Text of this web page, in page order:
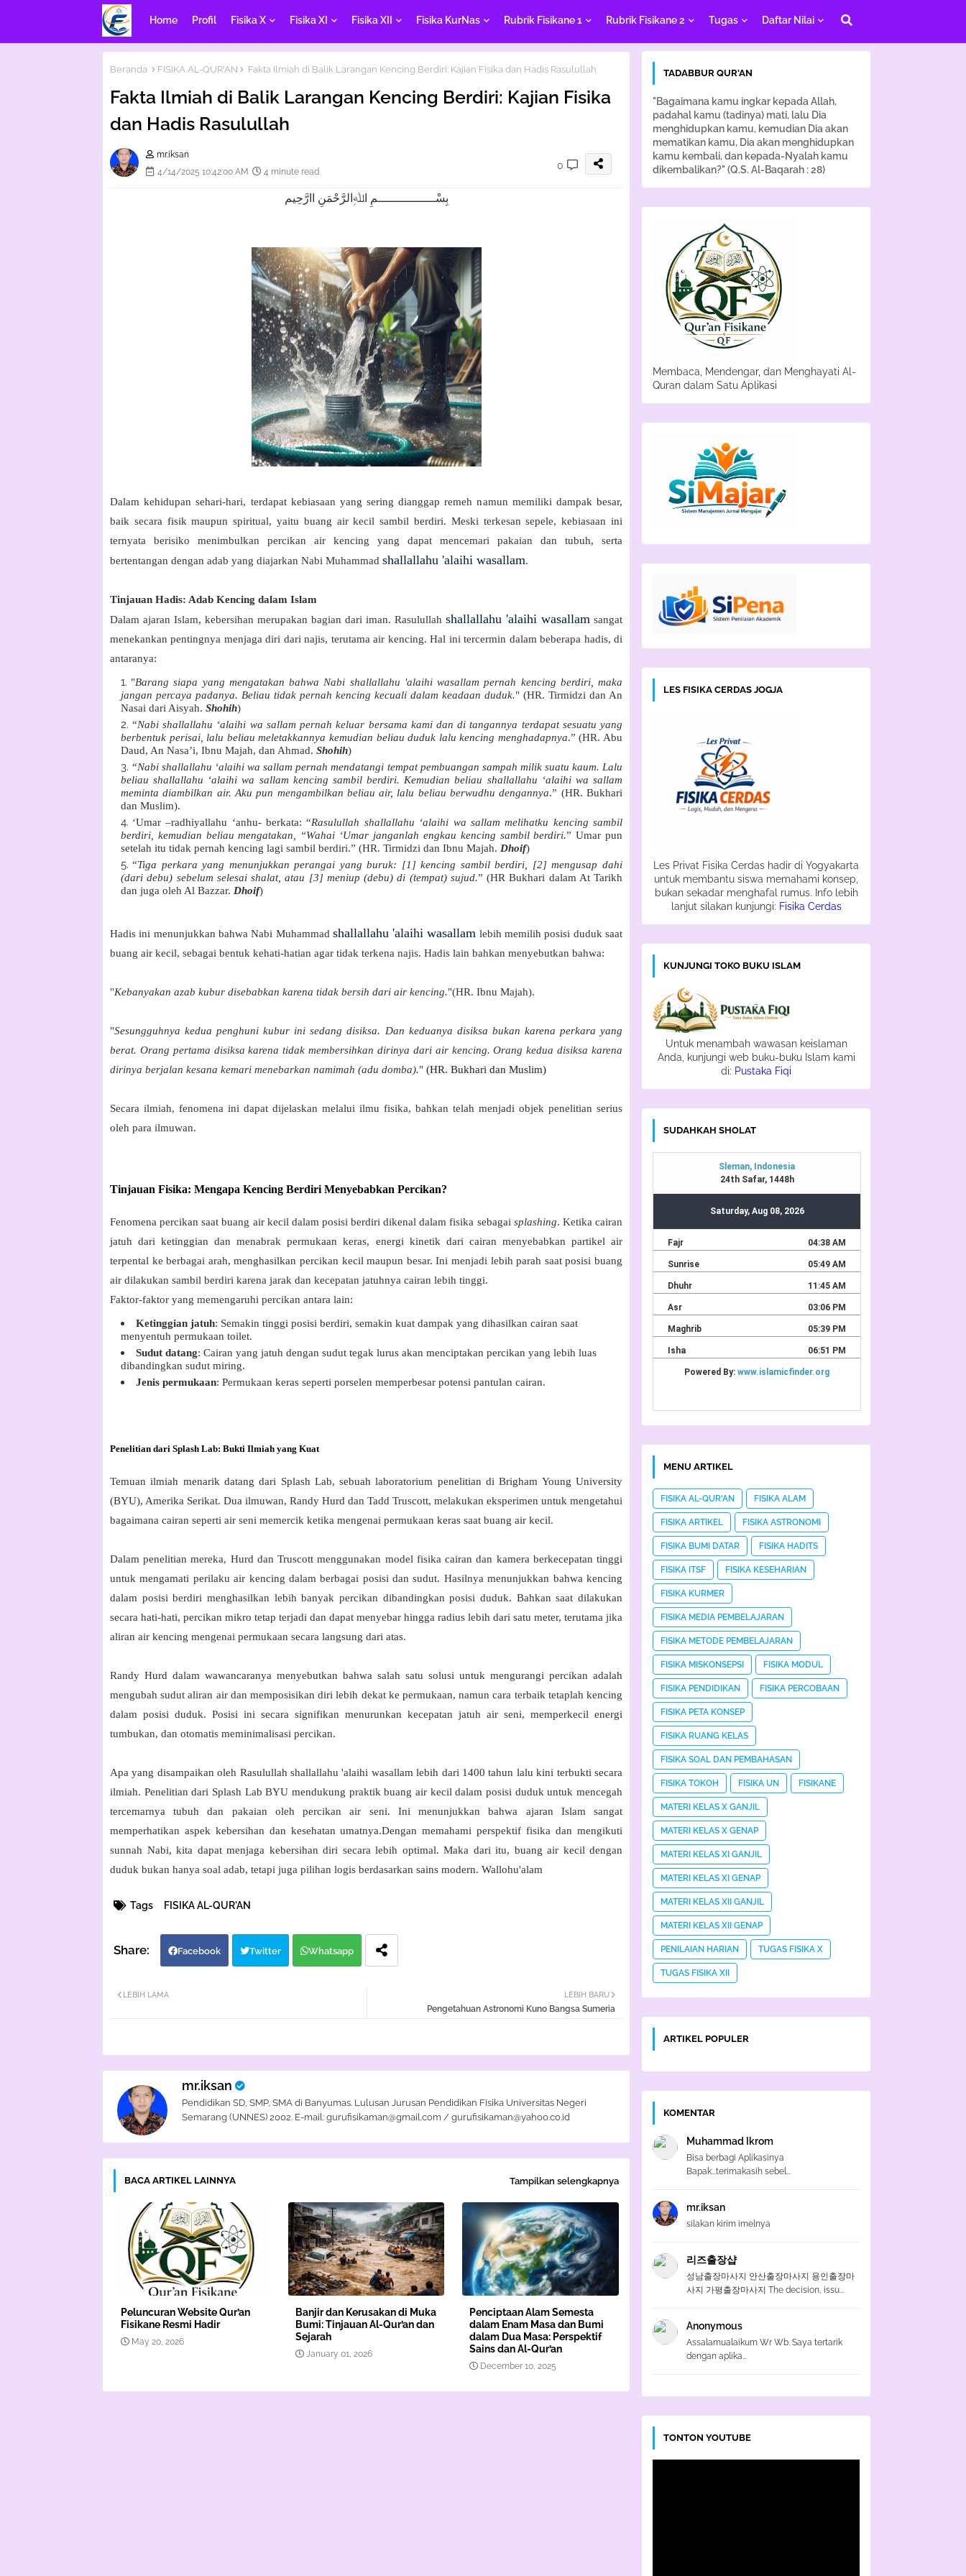
Home Profil Fisika X Fisika XI Fisika XII Fisika KurNas Rubrik Fisikane 1 Rubrik Fisikane 2 Tugas Daftar Nilai
Beranda FISIKA AL-QUR'AN Fakta Ilmiah di Balik Larangan Kencing Berdiri: Kajian Fisika dan Hadis Rasulullah
Fakta Ilmiah di Balik Larangan Kencing Berdiri: Kajian Fisika
dan Hadis Rasulullah
mr.iksan
4/14/2025 10:42:00 AM
4 minute read
0
بِسْــــــــــــــــمِ اﷲِالرَّحْمَنِ اارَّحِيم
Dalam kehidupan sehari-hari, terdapat kebiasaan yang sering dianggap remeh namun memiliki dampak besar,
baik secara fisik maupun spiritual, yaitu buang air kecil sambil berdiri. Meski terkesan sepele, kebiasaan ini
ternyata berisiko menimbulkan percikan air kencing yang dapat mencemari pakaian dan tubuh, serta
bertentangan dengan adab yang diajarkan Nabi Muhammad shallallahu 'alaihi wasallam.
Tinjauan Hadis: Adab Kencing dalam Islam
Dalam ajaran Islam, kebersihan merupakan bagian dari iman. Rasulullah shallallahu 'alaihi wasallam sangat
menekankan pentingnya menjaga diri dari najis, terutama air kencing. Hal ini tercermin dalam beberapa hadis, di
antaranya:
"Barang siapa yang mengatakan bahwa Nabi shallallahu 'alaihi wasallam pernah kencing berdiri, maka
jangan percaya padanya. Beliau tidak pernah kencing kecuali dalam keadaan duduk." (HR. Tirmidzi dan An
Nasai dari Aisyah. Shohih)
“Nabi shallallahu ‘alaihi wa sallam pernah keluar bersama kami dan di tangannya terdapat sesuatu yang
berbentuk perisai, lalu beliau meletakkannya kemudian beliau duduk lalu kencing menghadapnya.” (HR. Abu
Daud, An Nasa’i, Ibnu Majah, dan Ahmad. Shohih)
“Nabi shallallahu ‘alaihi wa sallam pernah mendatangi tempat pembuangan sampah milik suatu kaum. Lalu
beliau shallallahu ‘alaihi wa sallam kencing sambil berdiri. Kemudian beliau shallallahu ‘alaihi wa sallam
meminta diambilkan air. Aku pun mengambilkan beliau air, lalu beliau berwudhu dengannya.” (HR. Bukhari
dan Muslim).
‘Umar –radhiyallahu ‘anhu- berkata:“Rasulullah shallallahu ‘alaihi wa sallam melihatku kencing sambil
berdiri, kemudian beliau mengatakan, “Wahai ‘Umar janganlah engkau kencing sambil berdiri.” Umar pun
setelah itu tidak pernah kencing lagi sambil berdiri.” (HR. Tirmidzi dan Ibnu Majah. Dhoif)
“Tiga perkara yang menunjukkan perangai yang buruk: [1] kencing sambil berdiri, [2] mengusap dahi
(dari debu) sebelum selesai shalat, atau [3] meniup (debu) di (tempat) sujud.” (HR Bukhari dalam At Tarikh
dan juga oleh Al Bazzar. Dhoif)
Hadis ini menunjukkan bahwa Nabi Muhammad shallallahu 'alaihi wasallam lebih memilih posisi duduk saat
buang air kecil, sebagai bentuk kehati-hatian agar tidak terkena najis. Hadis lain bahkan menyebutkan bahwa:
"Kebanyakan azab kubur disebabkan karena tidak bersih dari air kencing."(HR. Ibnu Majah).
"Sesungguhnya kedua penghuni kubur ini sedang disiksa. Dan keduanya disiksa bukan karena perkara yang
berat. Orang pertama disiksa karena tidak membersihkan dirinya dari air kencing. Orang kedua disiksa karena
dirinya berjalan kesana kemari menebarkan namimah (adu domba)." (HR. Bukhari dan Muslim)
Secara ilmiah, fenomena ini dapat dijelaskan melalui ilmu fisika, bahkan telah menjadi objek penelitian serius
oleh para ilmuwan.
Tinjauan Fisika: Mengapa Kencing Berdiri Menyebabkan Percikan?
Fenomena percikan saat buang air kecil dalam posisi berdiri dikenal dalam fisika sebagai splashing. Ketika cairan
jatuh dari ketinggian dan menabrak permukaan keras, energi kinetik dari cairan menyebabkan partikel air
terpental ke berbagai arah, menghasilkan percikan kecil maupun besar. Ini menjadi lebih parah saat posisi buang
air dilakukan sambil berdiri karena jarak dan kecepatan jatuhnya cairan lebih tinggi.
Faktor-faktor yang memengaruhi percikan antara lain:
Ketinggian jatuh: Semakin tinggi posisi berdiri, semakin kuat dampak yang dihasilkan cairan saat
menyentuh permukaan toilet.
Sudut datang: Cairan yang jatuh dengan sudut tegak lurus akan menciptakan percikan yang lebih luas
dibandingkan sudut miring.
Jenis permukaan: Permukaan keras seperti porselen memperbesar potensi pantulan cairan.
Penelitian dari Splash Lab: Bukti Ilmiah yang Kuat
Temuan ilmiah menarik datang dari Splash Lab, sebuah laboratorium penelitian diBrigham Young University
(BYU), Amerika Serikat. Dua ilmuwan, Randy Hurd dan Tadd Truscott, melakukan eksperimen untuk mengetahui
bagaimana cairan seperti air seni memercik ketika mengenai permukaan keras saat buang air kecil.
Dalam penelitian mereka, Hurd dan Truscott menggunakan model fisika cairan dan kamera berkecepatan tinggi
untuk mengamati perilaku air kencing dalam berbagai posisi dan sudut. Hasilnya menunjukkan bahwa kencing
dalam posisi berdiri menghasilkan lebih banyak percikan dibandingkan posisi duduk. Bahkan saat dilakukan
secara hati-hati, percikan mikro tetap terjadi dan dapat menyebar hingga radius lebih dari satu meter, terutama jika
aliran air kencing mengenai permukaan secara langsung dari atas.
Randy Hurd dalam wawancaranya menyebutkan bahwa salah satu solusi untuk mengurangi percikan adalah
mengubah sudut aliran air dan memposisikan diri lebih dekat ke permukaan, namun cara terbaik tetaplah kencing
dalam posisi duduk. Posisi ini secara signifikan menurunkan kecepatan jatuh air seni, memperkecil energi
tumbukan, dan otomatis meminimalisasi percikan.
Apa yang disampaikan oleh Rasulullah shallallahu 'alaihi wasallam lebih dari 1400 tahun lalu kini terbukti secara
ilmiah. Penelitian dari Splash Lab BYU mendukung praktik buang air kecil dalam posisi duduk untuk mencegah
tercemarnya tubuh dan pakaian oleh percikan air seni. Ini menunjukkan bahwa ajaran Islam sangat
memperhatikan aspek kebersihan dan kesehatan umatnya.Dengan memahami perspektif fisika dan mengikuti
sunnah Nabi, kita dapat menjaga kebersihan diri secara lebih optimal. Maka dari itu, buang air kecil dengan
duduk bukan hanya soal adab, tetapi juga pilihan logis berdasarkan sains modern. Wallohu'alam
Tags FISIKA AL-QUR'AN
Facebook Twitter Whatsapp
LEBIH BARU
Pengetahuan Astronomi Kuno Bangsa Sumeria
LEBIH LAMA
mr.iksan
Pendidikan SD, SMP, SMA di Banyumas. Lulusan Jurusan Pendidikan Fisika Universitas Negeri
Semarang (UNNES) 2002. E-mail: gurufisikaman@gmail.com / gurufisikaman@yahoo.co.id
BACA ARTIKEL LAINNYA Tampilkan selengkapnya
Peluncuran Website Qur’an
Fisikane Resmi Hadir
May 20, 2026
Banjir dan Kerusakan di Muka
Bumi: Tinjauan Al-Qur’an dan
Sejarah
January 01, 2026
Penciptaan Alam Semesta
dalam Enam Masa dan Bumi
dalam Dua Masa: Perspektif
Sains dan Al-Qur’an
December 10, 2025
TADABBUR QUR'AN
"Bagaimana kamu ingkar kepada Allah,
padahal kamu (tadinya) mati, lalu Dia
menghidupkan kamu, kemudian Dia akan
mematikan kamu, Dia akan menghidupkan
kamu kembali, dan kepada-Nyalah kamu
dikembalikan?" (Q.S. Al-Baqarah : 28)
Membaca, Mendengar, dan Menghayati Al-
Quran dalam Satu Aplikasi
LES FISIKA CERDAS JOGJA
Les Privat Fisika Cerdas hadir di Yogyakarta
untuk membantu siswa memahami konsep,
bukan sekadar menghafal rumus. Info lebih
lanjut silakan kunjungi: Fisika Cerdas
KUNJUNGI TOKO BUKU ISLAM
Untuk menambah wawasan keislaman
Anda, kunjungi web buku-buku Islam kami
di: Pustaka Fiqi
SUDAHKAH SHOLAT
MENU ARTIKEL
FISIKA AL-QUR'AN FISIKA ALAM
FISIKA ARTIKEL FISIKA ASTRONOMI
FISIKA BUMI DATAR FISIKA HADITS
FISIKA ITSF FISIKA KESEHARIAN
FISIKA KURMER
FISIKA MEDIA PEMBELAJARAN
FISIKA METODE PEMBELAJARAN
FISIKA MISKONSEPSI FISIKA MODUL
FISIKA PENDIDIKAN FISIKA PERCOBAAN
FISIKA PETA KONSEP
FISIKA RUANG KELAS
FISIKA SOAL DAN PEMBAHASAN
FISIKA TOKOH FISIKA UN FISIKANE
MATERI KELAS X GANJIL
MATERI KELAS X GENAP
MATERI KELAS XI GANJIL
MATERI KELAS XI GENAP
MATERI KELAS XII GANJIL
MATERI KELAS XII GENAP
PENILAIAN HARIAN TUGAS FISIKA X
TUGAS FISIKA XII
ARTIKEL POPULER
KOMENTAR
Muhammad Ikrom
Bisa berbagi Aplikasinya
Bapak...terimakasih sebel...
mr.iksan
silakan kirim imelnya
리즈출장샵
성남출장마사지 안산출장마사지 용인출장마
사지 가평출장마사지 The decision, issu...
Anonymous
Assalamualaikum Wr Wb. Saya tertarik
dengan aplika...
TONTON YOUTUBE